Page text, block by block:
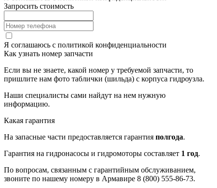
Запросить стоимость
Я соглашаюсь с политикой конфиденциальности
Как узнать номер запчасти
Если вы не знаете, какой номер у требуемой запчасти, то
пришлите нам фото таблички (шильда) с корпуса гидроузла.
Наши специалисты сами найдут на нем нужную
информацию.
Какая гарантия
На запасные части предоставляется гарантия полгода.
Гарантия на гидронасосы и гидромоторы составляет 1 год.
По вопросам, связанным с гарантийным обслуживанием,
звоните по нашему номеру в Армавире 8 (800) 555-86-73.